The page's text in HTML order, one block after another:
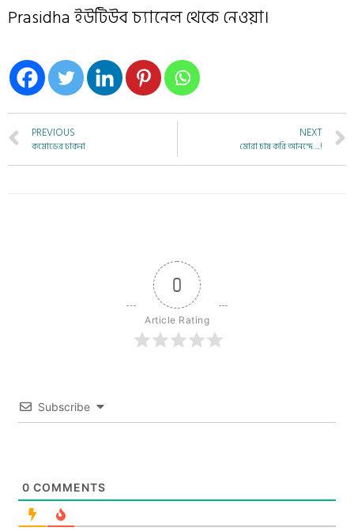
Prasidha ইউটিউব চ্যানেল থেকে নেওয়া।
PREVIOUS
কমোডের ঢাকনা
NEXT
মোরা চাষ করি আনন্দে….!
0
Article Rating
Subscribe
0 COMMENTS